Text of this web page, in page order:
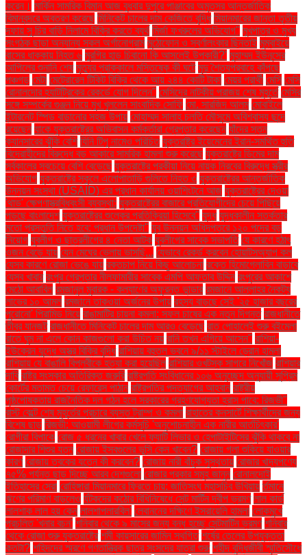
করেন। মার্কিন সামরিক বিমান আজ বুধবার দুপুরে পাঞ্জাবের অমৃতসর আন্তর্জাতিক
বিমানবন্দরে অবতরণ করেছে মিনিকেট চালের দাম কেজিতে বৃদ্ধি মিয়ানমারের জান্তা তৃতীয়
দফায় সু চির বাড়ি নিলামে বিক্রি করতে ব্যর্থ মির্জা ফখরুলের অভিযোগ" মুখপাত্র ও মুখ্য
সংগঠক ছাড়া অন্যান্য সকল অর্গানোগ্রাম মুঠোফোন ও স্বর্ণালংকার ছিনতাই মুম্বাইয়ে
বাসের ধাক্কায় নিহত ৬ মুরগির হাড় চিবানো কি আসলেই উপকারী?' মুহাম্মদ ইউনূসের
আপিলের শুনানি শেষ মৃত্যুর প্রাক্কালে মস্তিষ্কে কী ঘটে মৃদু শৈত্যপ্রবাহে কাঁপছে
পঞ্চগড় মেটা মেট্রোরেল টিকিট বিক্রি থেকে আয় ২৪৪ কোটি টাকা মেয়র প্রার্থী মেসি মেসি
রোনালদোর হ্যাটট্রিকের রেকর্ডে যোগ দিলেন" মেসিদের নাটকীয় পরাজয় শেষ মুহূর্তে মেসির
সঙ্গে সম্পর্কের গুঞ্জন নিয়ে মুখ খুললেন সাংবাদিক সোফি মো. সারজিদ আলম মোবাইলে
ইন্টারনেট স্পিড বাড়ানোর সহজ উপায় মোহাম্মদ সালাহ চলতি মৌসুমে অবিশ্বাস্য ছন্দে
রয়েছেন যাকে যুক্তরাষ্ট্রের অভিবাসন কর্মকর্তারা গ্রেপ্তার করেছেন যাঁদের স্তন
ক্যানসারের ঝুঁকি বেশি যিনি টিপু নামেও পরিচিত যুক্তরাষ্ট্র ইয়েমেনের ইরান-সমর্থিত হুতি
বিদ্রোহীদের বিরুদ্ধে বড় আকারে সামরিক হামলা শুরু করেছে যুক্তরাষ্ট্রে ডিমের দাম
সর্বকালের সবচেয়ে বেশি বেড়েছে যুক্তরাষ্ট্রে পরকীয়া নিয়ে নায়ক নিরবের বিরুদ্ধে স্ত্রীর
অভিযোগ যুক্তরাষ্ট্রে স্কুলে এলোপাতাড়ি গুলিতে নিহত ৩ যুক্তরাষ্ট্রের আন্তর্জাতিক
উন্নয়ন সংস্থা (USAID) এর প্রধান কার্যালয় ওয়াশিংটনে আজ যুক্তরাষ্ট্রের দেওয়া
'থাড' ক্ষেপণাস্ত্রবিধ্বংসী ব্যবস্থা: যুক্তরাষ্ট্রের বাজারে প্রতিযোগীদের চেয়ে পিছিয়ে
পড়ছে বাংলাদেশ যুক্তরাষ্ট্রের শুল্কের প্রতিক্রিয়া হিসেবে" যুদ্ধ যুদ্ধকালীন সতর্কতার
মতো প্রস্তুতি নিতে হবে: প্রধান উপদেষ্টা" যুব উন্নয়ন অধিদপ্তরে ১২০ পদের বড়
নিয়োগ যুবলীগ ও ছাত্রলীগের ৪ নেতা আটক যুবলীগের সাবেক সভাপতি যে কারণে হঠাৎ
ওজন বেড়ে যায় যেন মেঘের ভেলায় ভাসছি... যেভাবে রেকর্ড করবেন হোয়াটসঅ্যাপ কল
যেসব কারণে রোজা ভেঙে যায় রক্তচাপ নিয়ে কিছু আলোচনা রক্তে হিমোগ্লোবিন বাড়াবে
যেসব খাবার রংপুর গ্রেপ্তার নীলফামারীর সাবেক এমপি আফতাব উদ্দিন রংপুরের আকাশে
মেঠো আবাবিল রমজানুল মুবারক - কল্যাণের অফুরন্ত ভান্ডার রমজানে আল্লাহর নৈকট্য
লাভের ১০ আমল রমজানে তাকওয়া অর্জনের উপায় রহস্য বাড়ছে সেই '২৫ হাজার বছরের
পুরোনো' পিরামিড নিয়ে রাঙামাটির চায়না কমলা: সফল চাষের এক নতুন দিগন্ত রাজধানীতে
তীব্র যানজট রাজধানীতে মিনিকেট চালের দাম আরও বেড়েছে রাত পোহালেই শুরু বইমেলা
রাতে ঘুম না এলে কোন কাজগুলো করা উচিত নয় রানি তখন এগিয়ে আসেন" রাশিয়া-
ইউক্রেন যুদ্ধে অস্ত্র বিক্রি বৃদ্ধি রাশিয়ায় বহুতল ভবনে ৯/১১ স্টাইলে ড্রোন হামলা
রাশিয়ায় যে বাঙালি বিপ্লবীকে হত্যা করা হয়েছিল রাশিয়ার ওখটস্ক সাগরে নিখোঁজ রাশিয়ার
দাবি রাষ্ট্র সংস্কার অতিরিক্ত জরুরি রাষ্ট্রপতি সংবিধানের ১০৬ অনুচ্ছেদ অনুযায়ী সুপ্রিম
কোর্টের মতামত চেয়ে রেফারেন্স পাঠান রাষ্ট্রপতির পদত্যাগের আহ্বান রাষ্ট্রীয়
পৃষ্ঠপোষকতায় রাজনৈতিক দল গঠন হলে সরকারের গ্রহণযোগ্যতা হ্রাস পাবে: রিজভী"
রাস্ট বেল্টে শেষ মুহূর্তের প্রচারে ব্যস্ত ট্রাম্প ও কমলা রাহাতের কনসার্টে শিক্ষার্থীদের জন্য
বিশেষ ছাড় রিজভী: আওয়ামী লীগের কর্মসূচি 'অনুশোচনাহীন এক নারীর আর্তচিৎকার'
রোগীরা বিপাকে রোজ ৫ ধরনের খাবার খেলে ফ্যাটি লিভার ও হেপাটাইটিসের ঝুঁকি থাকবে না
রোজাদার শিশুর যত্ন রোজায় ইসবগুলের ভুসি কেন খাবেন? রোজায় গলা শুকিয়ে যাওয়ার
কারণ রোজায় ত্বকের যত্নে কী করবেন? রোজায় নারী বাঁচুক সুস্থতায় রোজার খাদ্যপণ্যে
৭৫% পর্যন্ত ছাড় দিচ্ছে আরব দেশগুলো রোজার প্রকার সমূহ জানুন রোনালদোই
ইতিহাসের সেরা রোহিঙ্গারা মিয়ানমারে ফিরতে চায়: জাতিসংঘ মহাসচিব উখিয়ায় র্তমানে
ঋণের পরিমাণ বাড়লেও র্যটকদের কঠোর বিধিনিষেধে সেন্ট মার্টিন দ্বীপ ভ্রমণ লাল কার্ড
লালশাক লাল হয় কেন লালশাপলারবিল' লেবাননের দক্ষিণে ইসরায়েলি হামলা লোকমুখে
প্রচলিত 'খনার বচন' শনিবার থেকে ৯ মাসের জন্য বন্ধ হচ্ছে সেন্টমার্টিন ভ্রমণ শনিবার
থেকে রোজা শুরু যুক্তরাষ্ট্রে শমী কায়সারের জামিন স্থগিত শর্ষের তেলের উপযুক্ততা
কতটা? শহিদদের স্মরণে গণতান্ত্রিক ছাত্র সংসদের যাত্রা শুরু শহীদ বুদ্ধিজীবী স্মৃতিসৌধে